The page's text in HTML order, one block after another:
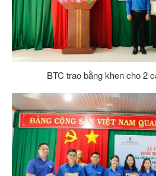
BTC trao bằng khen cho 2